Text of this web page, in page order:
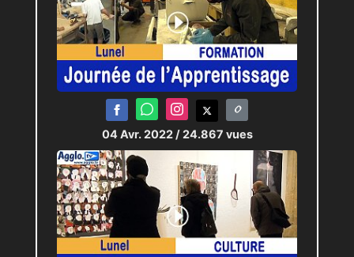
04 Avr. 2022 / 24.867 vues